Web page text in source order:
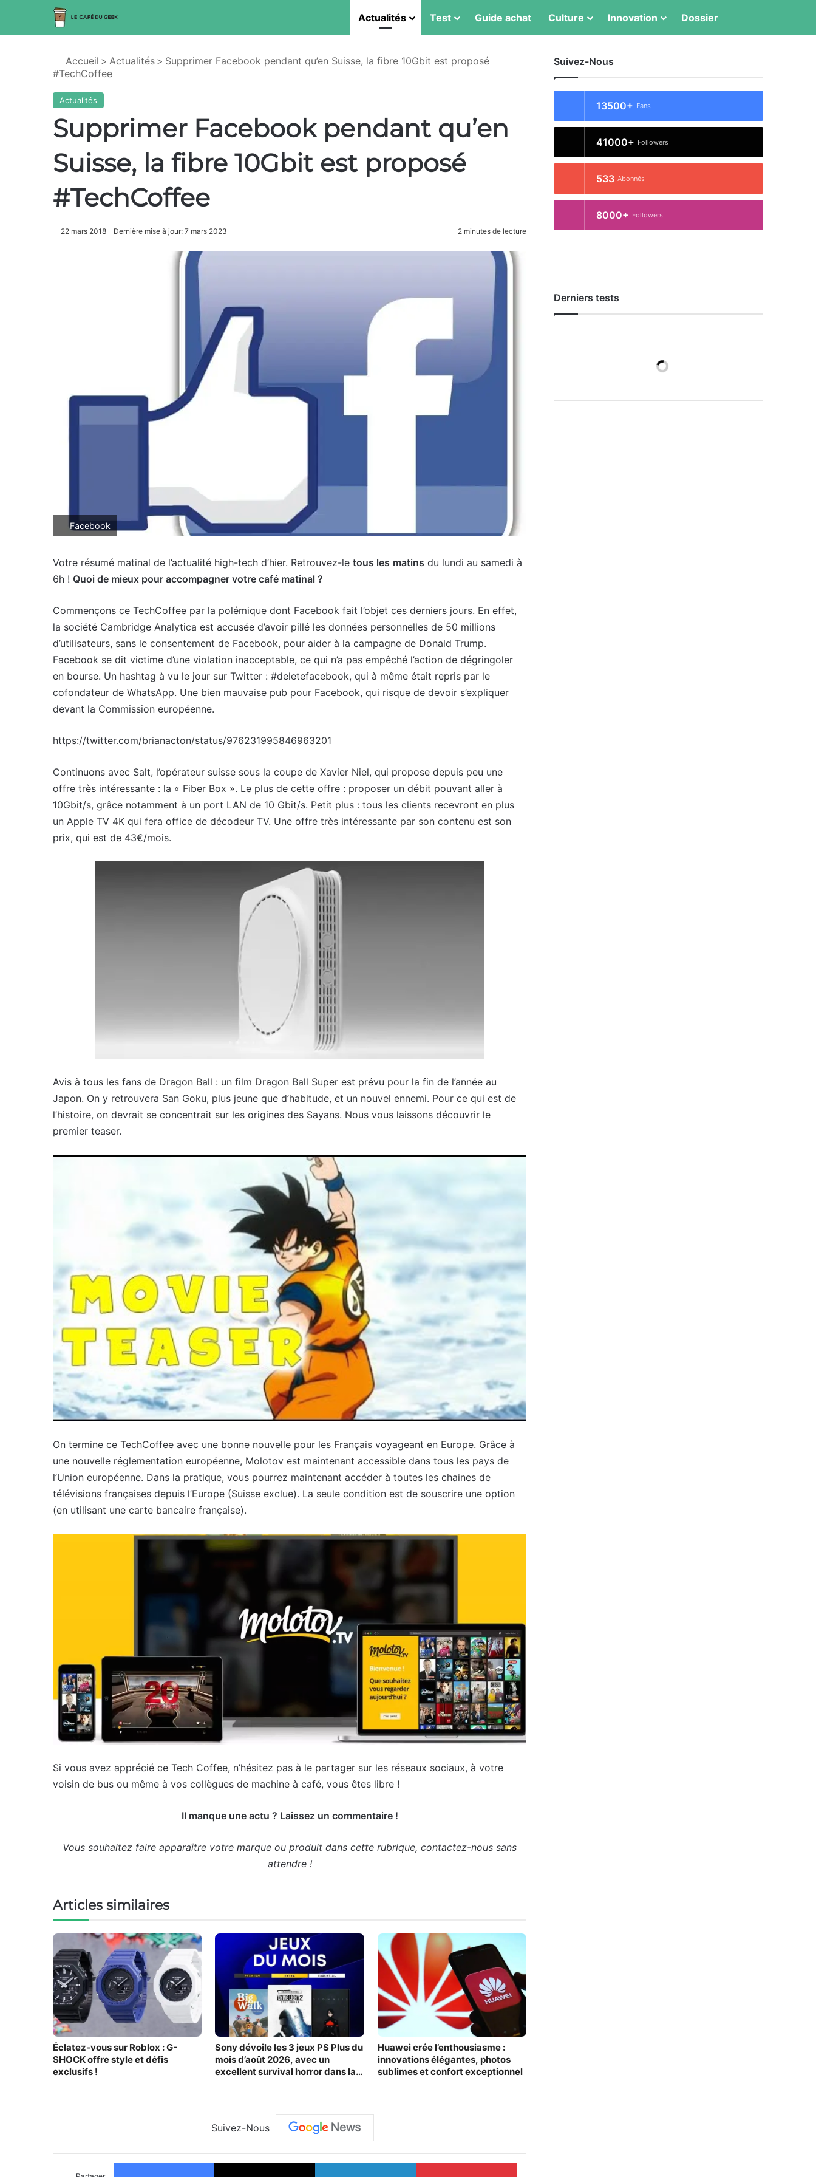
Actualités Test Guide achat Culture Innovation Dossier
Accueil > Actualités > Supprimer Facebook pendant qu’en Suisse, la fibre 10Gbit est proposé
#TechCoffee
Actualités
Supprimer Facebook pendant qu’en
Suisse, la fibre 10Gbit est proposé
#TechCoffee
22 mars 2018 Dernière mise à jour: 7 mars 2023 2 minutes de lecture
Facebook
Votre résumé matinal de l’actualité high-tech d’hier. Retrouvez-le tous les matins du lundi au samedi à
6h ! Quoi de mieux pour accompagner votre café matinal ?
Commençons ce TechCoffee par la polémique dont Facebook fait l’objet ces derniers jours. En effet,
la société Cambridge Analytica est accusée d’avoir pillé les données personnelles de 50 millions
d’utilisateurs, sans le consentement de Facebook, pour aider à la campagne de Donald Trump.
Facebook se dit victime d’une violation inacceptable, ce qui n’a pas empêché l’action de dégringoler
en bourse. Un hashtag à vu le jour sur Twitter : #deletefacebook, qui à même était repris par le
cofondateur de WhatsApp. Une bien mauvaise pub pour Facebook, qui risque de devoir s’expliquer
devant la Commission européenne.
https://twitter.com/brianacton/status/976231995846963201
Continuons avec Salt, l’opérateur suisse sous la coupe de Xavier Niel, qui propose depuis peu une
offre très intéressante : la « Fiber Box ». Le plus de cette offre : proposer un débit pouvant aller à
10Gbit/s, grâce notamment à un port LAN de 10 Gbit/s. Petit plus : tous les clients recevront en plus
un Apple TV 4K qui fera office de décodeur TV. Une offre très intéressante par son contenu est son
prix, qui est de 43€/mois.
Avis à tous les fans de Dragon Ball : un film Dragon Ball Super est prévu pour la fin de l’année au
Japon. On y retrouvera San Goku, plus jeune que d’habitude, et un nouvel ennemi. Pour ce qui est de
l’histoire, on devrait se concentrait sur les origines des Sayans. Nous vous laissons découvrir le
premier teaser.
On termine ce TechCoffee avec une bonne nouvelle pour les Français voyageant en Europe. Grâce à
une nouvelle réglementation européenne, Molotov est maintenant accessible dans tous les pays de
l’Union européenne. Dans la pratique, vous pourrez maintenant accéder à toutes les chaines de
télévisions françaises depuis l’Europe (Suisse exclue). La seule condition est de souscrire une option
(en utilisant une carte bancaire française).
Si vous avez apprécié ce Tech Coffee, n’hésitez pas à le partager sur les réseaux sociaux, à votre
voisin de bus ou même à vos collègues de machine à café, vous êtes libre !
Il manque une actu ? Laissez un commentaire !
Vous souhaitez faire apparaître votre marque ou produit dans cette rubrique, contactez-nous sans
attendre !
Articles similaires
Éclatez-vous sur Roblox : G-
SHOCK offre style et défis
exclusifs !
Sony dévoile les 3 jeux PS Plus du
mois d’août 2026, avec un
excellent survival horror dans la
Huawei crée l’enthousiasme :
innovations élégantes, photos
sublimes et confort exceptionnel
Suivez-Nous
Facebook X Linkedin
Suivez-Nous
13500+ Fans
41000+ Followers
533 Abonnés
8000+ Followers
Derniers tests